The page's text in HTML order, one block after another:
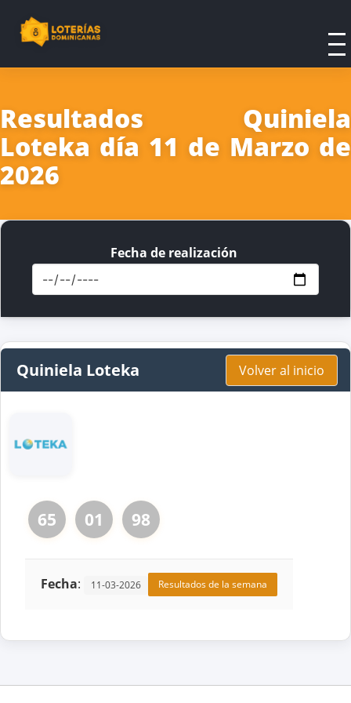
Resultados Quiniela
Loteka día 11 de Marzo de
2026
Fecha de realización
Quiniela Loteka Volver al inicio
65 01 98
Fecha: 11-03-2026 Resultados de la semana